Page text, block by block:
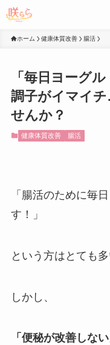
ホーム 健康体質改善 腸活
「毎日ヨーグ
調子がイマイ
せんか？
健康体質改善 腸活
「腸活のために毎
す！」
という方はとても多
しかし、
「便秘が改善しない